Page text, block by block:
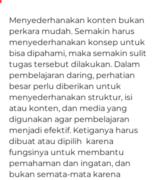
Menyederhanakan konten bukan
perkara mudah. Semakin harus
menyederhanakan konsep untuk
bisa dipahami, maka semakin sulit
tugas tersebut dilakukan. Dalam
pembelajaran daring, perhatian
besar perlu diberikan untuk
menyederhanakan struktur, isi
atau konten, dan media yang
digunakan agar pembelajaran
menjadi efektif. Ketiganya harus
dibuat atau dipilih  karena
fungsinya untuk membantu
pemahaman dan ingatan, dan
bukan semata-mata karena